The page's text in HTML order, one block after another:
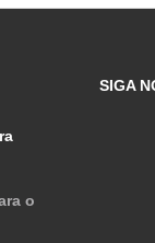
o
SIGA